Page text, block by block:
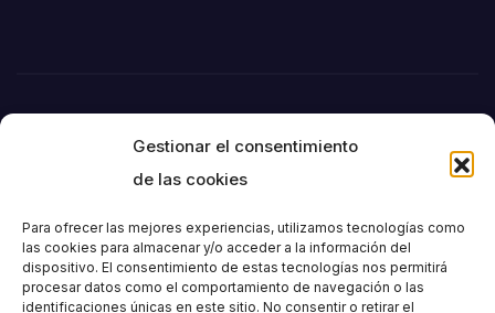
Gestionar el consentimiento
de las cookies
Para ofrecer las mejores experiencias, utilizamos tecnologías como
las cookies para almacenar y/o acceder a la información del
dispositivo. El consentimiento de estas tecnologías nos permitirá
procesar datos como el comportamiento de navegación o las
identificaciones únicas en este sitio. No consentir o retirar el
Societat